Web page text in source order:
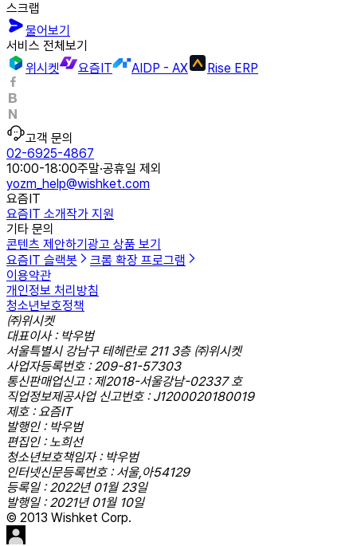
스크랩
물어보기
서비스 전체보기
위시켓
요즘IT AIDP - AX Rise ERP
고객 문의
02-6925-4867
10:00-18:00주말·공휴일 제외
yozm_help@wishket.com
요즘IT
요즘IT 소개작가 지원
기타 문의
콘텐츠 제안하기 광고 상품 보기
요즘IT 슬랙봇
크롬 확장 프로그램
이용약관
개인정보 처리방침
청소년보호정책
㈜위시켓
대표이사 : 박우범
서울특별시 강남구 테헤란로 211 3층 ㈜위시켓
사업자등록번호 : 209-81-57303
통신판매업신고 : 제2018-서울강남-02337 호
직업정보제공사업 신고번호 : J1200020180019
제호 : 요즘IT
발행인 : 박우범
편집인 : 노희선
청소년보호책임자 : 박우범
인터넷신문등록번호 : 서울,아54129
등록일 : 2022년 01월 23일
발행일 : 2021년 01월 10일
© 2013 Wishket Corp.